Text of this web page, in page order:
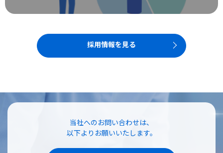
採用情報を見る
当社へのお問い合わせは、
以下よりお願いいたします。